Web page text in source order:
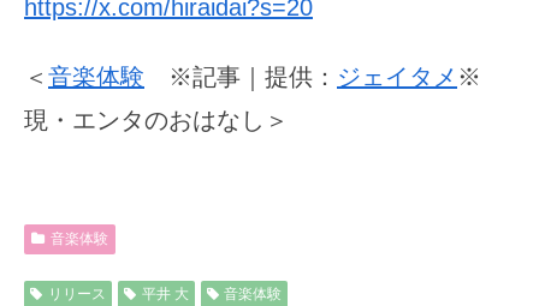
https://x.com/hiraidai?s=20
＜ 音楽体験 ※記事｜提供： ジェイタメ ※
現・エンタのおはなし＞
音楽体験
リリース 平井 大 音楽体験